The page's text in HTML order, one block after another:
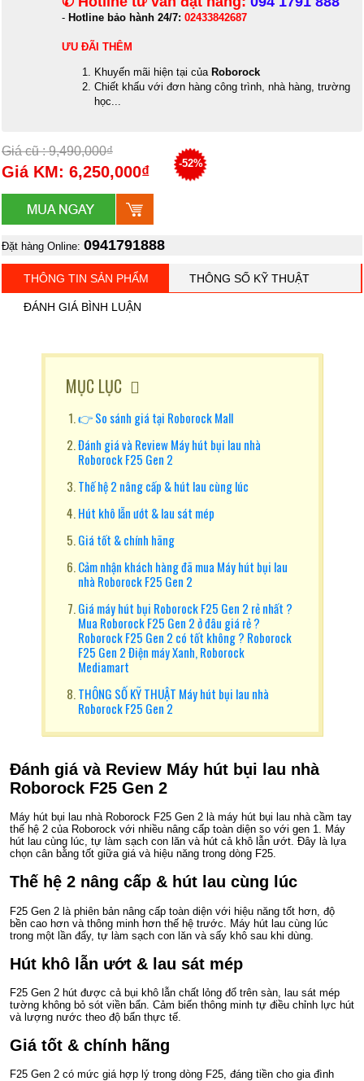
- Hotline bảo hành 24/7: 02433842687
ƯU ĐÃI THÊM
Khuyến mãi hiện tại của Roborock
Chiết khấu với đơn hàng công trình, nhà hàng, trường
học...
Giá cũ : 9,490,000₫
Giá KM: 6,250,000₫ -52%
Đặt hàng Online: 0941791888
THÔNG TIN SẢN PHẨM THÔNG SỐ KỸ THUẬT
ĐÁNH GIÁ BÌNH LUẬN
MỤC LỤC
👉 So sánh giá tại Roborock Mall
Đánh giá và Review Máy hút bụi lau nhà
Roborock F25 Gen 2
Thế hệ 2 nâng cấp & hút lau cùng lúc
Hút khô lẫn ướt & lau sát mép
Giá tốt & chính hãng
Cảm nhận khách hàng đã mua Máy hút bụi lau
nhà Roborock F25 Gen 2
Giá máy hút bụi Roborock F25 Gen 2 rẻ nhất ?
Mua Roborock F25 Gen 2 ở đâu giá rẻ ?
Roborock F25 Gen 2 có tốt không ? Roborock
F25 Gen 2 Điện máy Xanh, Roborock
Mediamart
THÔNG SỐ KỸ THUẬT Máy hút bụi lau nhà
Roborock F25 Gen 2
Đánh giá và Review Máy hút bụi lau nhà
Roborock F25 Gen 2
Máy hút bụi lau nhà Roborock F25 Gen 2 là máy hút bụi lau nhà cầm tay
thế hệ 2 của Roborock với nhiều nâng cấp toàn diện so với gen 1. Máy
hút lau cùng lúc, tự làm sạch con lăn và hút cả khô lẫn ướt. Đây là lựa
chọn cân bằng tốt giữa giá và hiệu năng trong dòng F25.
Thế hệ 2 nâng cấp & hút lau cùng lúc
F25 Gen 2 là phiên bản nâng cấp toàn diện với hiệu năng tốt hơn, độ
bền cao hơn và thông minh hơn thế hệ trước. Máy hút lau cùng lúc
trong một lần đẩy, tự làm sạch con lăn và sấy khô sau khi dùng.
Hút khô lẫn ướt & lau sát mép
F25 Gen 2 hút được cả bụi khô lẫn chất lỏng đổ trên sàn, lau sát mép
tường không bỏ sót viền bẩn. Cảm biến thông minh tự điều chỉnh lực hút
và lượng nước theo độ bẩn thực tế.
Giá tốt & chính hãng
F25 Gen 2 có mức giá hợp lý trong dòng F25, đáng tiền cho gia đình